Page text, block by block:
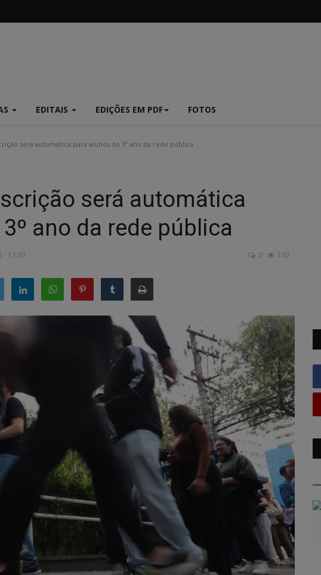
EDITAIS EDIÇÕES EM PDF FOTOS
será automática para alunos do 3º ano da rede pública
será automática
ano da rede pública
- 13:07 0 107